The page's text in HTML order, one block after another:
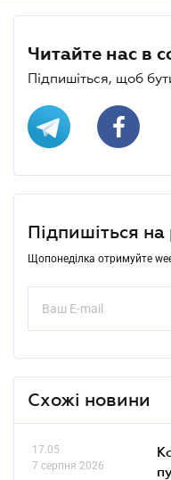
Читайте нас в
Підпишіться, щоб
Підпишіться на
Щопонеділка отримуйте
Схожі новини
17.05
7 серпня 2026